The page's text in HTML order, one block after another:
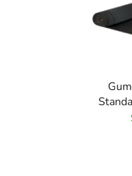
mm